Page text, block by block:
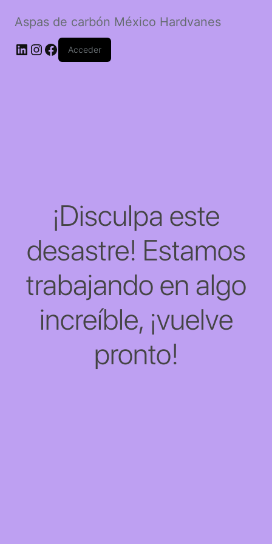
Aspas de carbón México Hardvanes
LinkedIn
Instagram
Facebook
Acceder
¡Disculpa este
desastre! Estamos
trabajando en algo
increíble, ¡vuelve
pronto!